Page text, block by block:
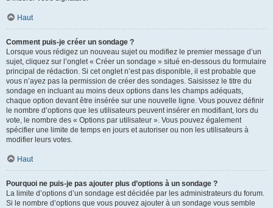
Haut
Comment puis-je créer un sondage ?
Lorsque vous rédigez un nouveau sujet ou modifiez le premier message d’un
sujet, cliquez sur l’onglet « Créer un sondage » situé en-dessous du formulaire
principal de rédaction. Si cet onglet n’est pas disponible, il est probable que
vous n’ayez pas la permission de créer des sondages. Saisissez le titre du
sondage en incluant au moins deux options dans les champs adéquats,
chaque option devant être insérée sur une nouvelle ligne. Vous pouvez définir
le nombre d’options que les utilisateurs peuvent insérer en modifiant, lors du
vote, le nombre des « Options par utilisateur ». Vous pouvez également
spécifier une limite de temps en jours et autoriser ou non les utilisateurs à
modifier leurs votes.
Haut
Pourquoi ne puis-je pas ajouter plus d’options à un sondage ?
La limite d’options d’un sondage est décidée par les administrateurs du forum.
Si le nombre d’options que vous pouvez ajouter à un sondage vous semble